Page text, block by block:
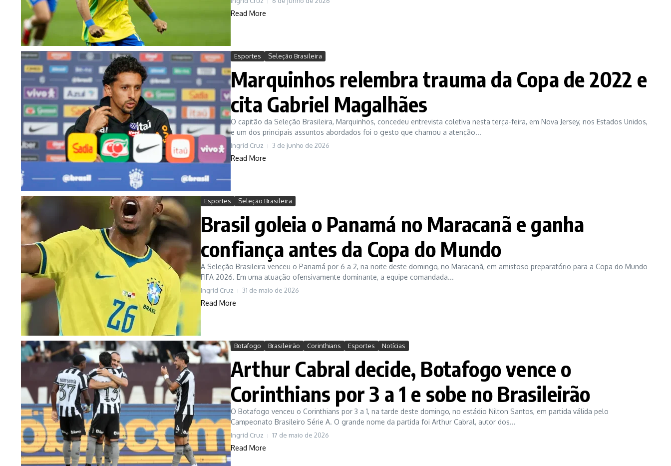
Read More
Esportes Seleção Brasileira
Marquinhos relembra trauma da Copa de 2022 e
cita Gabriel Magalhães
O capitão da Seleção Brasileira, Marquinhos, concedeu entrevista coletiva nesta terça-feira, em Nova Jersey, nos Estados Unidos,
e um dos principais assuntos abordados foi o gesto que chamou a atenção...
Ingrid Cruz 3 de junho de 2026
Read More
Esportes Seleção Brasileira
Brasil goleia o Panamá no Maracanã e ganha
confiança antes da Copa do Mundo
A Seleção Brasileira venceu o Panamá por 6 a 2, na noite deste domingo, no Maracanã, em amistoso preparatório para a Copa do Mundo
FIFA 2026. Em uma atuação ofensivamente dominante, a equipe comandada...
Ingrid Cruz 31 de maio de 2026
Read More
Botafogo Brasileirão Corinthians Esportes Notícias
Arthur Cabral decide, Botafogo vence o
Corinthians por 3 a 1 e sobe no Brasileirão
O Botafogo venceu o Corinthians por 3 a 1, na tarde deste domingo, no estádio Nilton Santos, em partida válida pelo
Campeonato Brasileiro Série A. O grande nome da partida foi Arthur Cabral, autor dos...
Ingrid Cruz 17 de maio de 2026
Read More